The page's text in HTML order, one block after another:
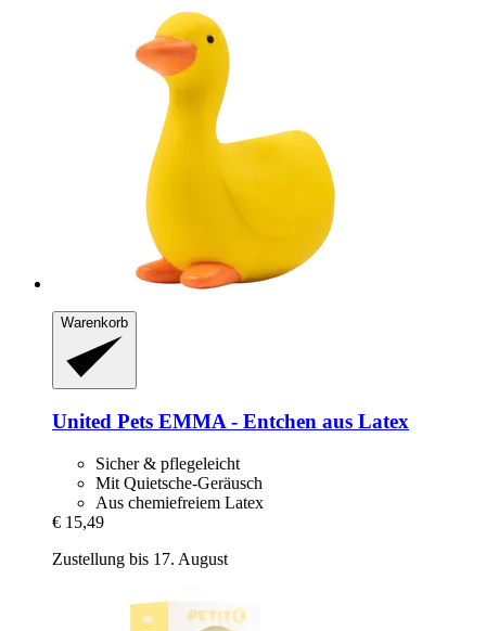
Warenkorb
United Pets EMMA -​ Entchen aus Latex
Sicher & pflegeleicht
Mit Quietsche-Geräusch
Aus chemiefreiem Latex
€ 15,49
Zustellung bis 17. August